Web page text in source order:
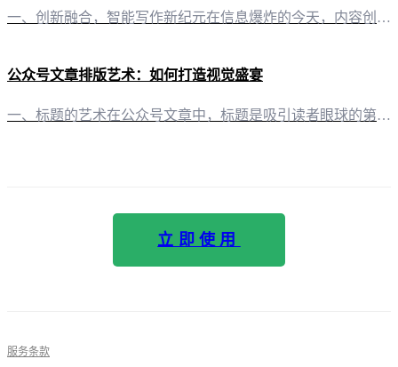
一、创新融合，智能写作新纪元在信息爆炸的今天，内容创作者们面临着巨大的挑战和机遇。有一云AI，一款创新型AI智能写作+排版软件，以其卓越的AI技术服务，引领着自媒体创作者进入智能写作的新纪元。 二、内容排版，艺术与技术的完美结合在内容排版方面，有一云AI提供了涵盖标题、内容、图文、分隔、引导等五大类的数千款装修皮肤。这些皮肤不仅美观大方，更在艺术与技术的结合中展现出独特的魅力。 三、跨平台创作，
公众号文章排版艺术：如何打造视觉盛宴
一、标题的艺术在公众号文章中，标题是吸引读者眼球的第一道门槛。运用“有一云AI”提供的数千款装修皮肤，你可以轻松地为标题赋予个性与活力。例如，将标题设置为艺术字体，或是在背景中加入与内容相关的图片，都能让标题更加引人注目。 二、图文并茂的视觉冲击“有一云AI”的内容排版功能，让你在公众号文章中实现图文并茂。通过选择合适的图片和排版风格，不仅能够提升文章的视觉效果，还能增强信息的传达效率。例如，在
立即使用
服务条款